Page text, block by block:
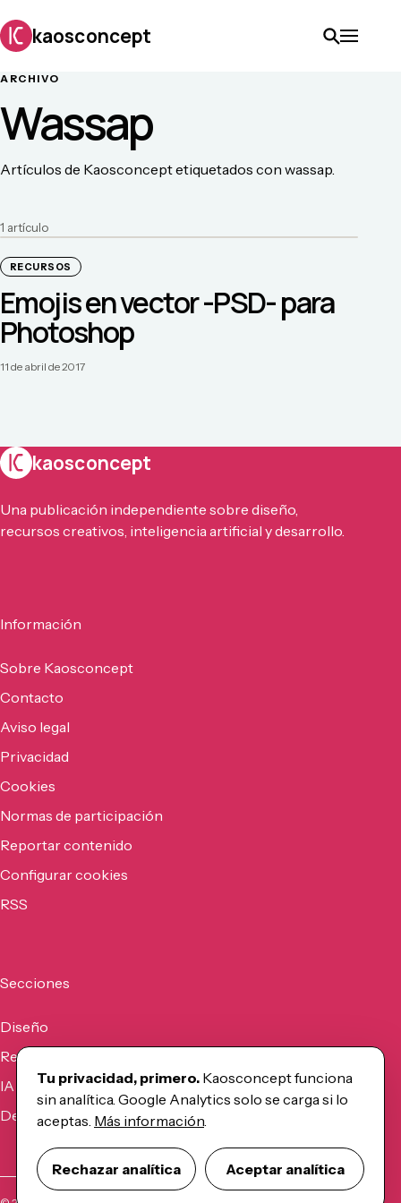
kaosconcept
ARCHIVO
Wassap
Artículos de Kaosconcept etiquetados con wassap.
1 artículo
RECURSOS
Emojis en vector -PSD- para
Photoshop
11 de abril de 2017
kaosconcept
Una publicación independiente sobre diseño,
recursos creativos, inteligencia artificial y desarrollo.
Información
Sobre Kaosconcept
Contacto
Aviso legal
Privacidad
Cookies
Normas de participación
Reportar contenido
Configurar cookies
RSS
Secciones
Diseño
Recursos
IA
Desarrollo
Tu privacidad, primero. Kaosconcept funciona
sin analítica. Google Analytics solo se carga si lo
aceptas. Más información.
Rechazar analítica Aceptar analítica